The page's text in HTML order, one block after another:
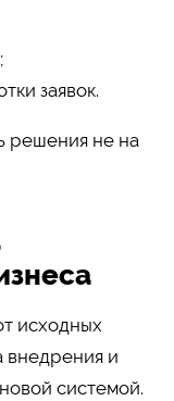
заявок.
решения не на
исходных
внедрения и
системой.